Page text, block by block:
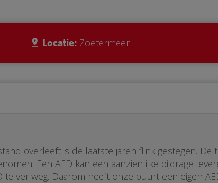
Locatie: Zoetermeer
overleeft is de laatste jaren flink gestegen.
Een AED kan een aanzienlijke bijdrage
ver weg. Daarom heeft onze buurt een eigen